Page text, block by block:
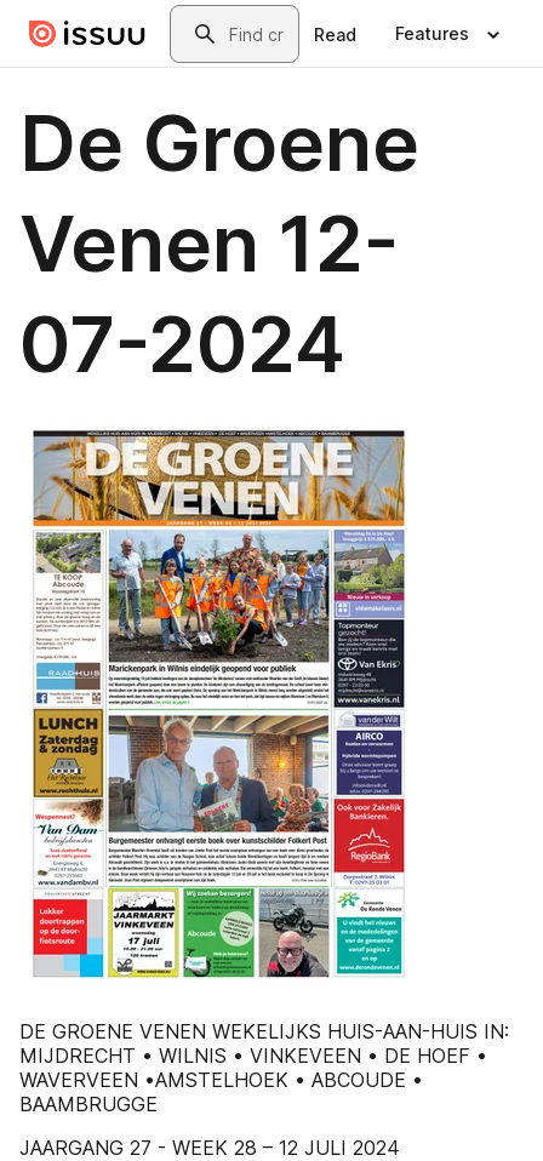
Skip to main contentSearch
Read Features
De Groene
Venen 12-
07-2024
DE GROENE VENEN WEKELIJKS HUIS-AAN-HUIS IN:
MIJDRECHT • WILNIS • VINKEVEEN • DE HOEF •
WAVERVEEN •AMSTELHOEK • ABCOUDE •
BAAMBRUGGE
JAARGANG 27 - WEEK 28 – 12 JULI 2024